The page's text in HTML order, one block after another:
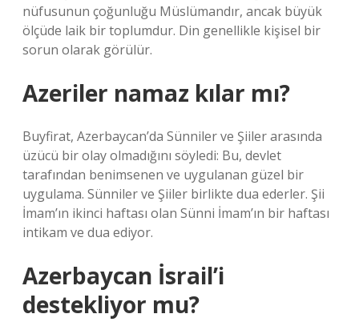
nüfusunun çoğunluğu Müslümandır, ancak büyük
ölçüde laik bir toplumdur. Din genellikle kişisel bir
sorun olarak görülür.
Azeriler namaz kılar mı?
Buyfirat, Azerbaycan’da Sünniler ve Şiiler arasında
üzücü bir olay olmadığını söyledi: Bu, devlet
tarafından benimsenen ve uygulanan güzel bir
uygulama. Sünniler ve Şiiler birlikte dua ederler. Şii
İmam’ın ikinci haftası olan Sünni İmam’ın bir haftası
intikam ve dua ediyor.
Azerbaycan İsrail’i
destekliyor mu?